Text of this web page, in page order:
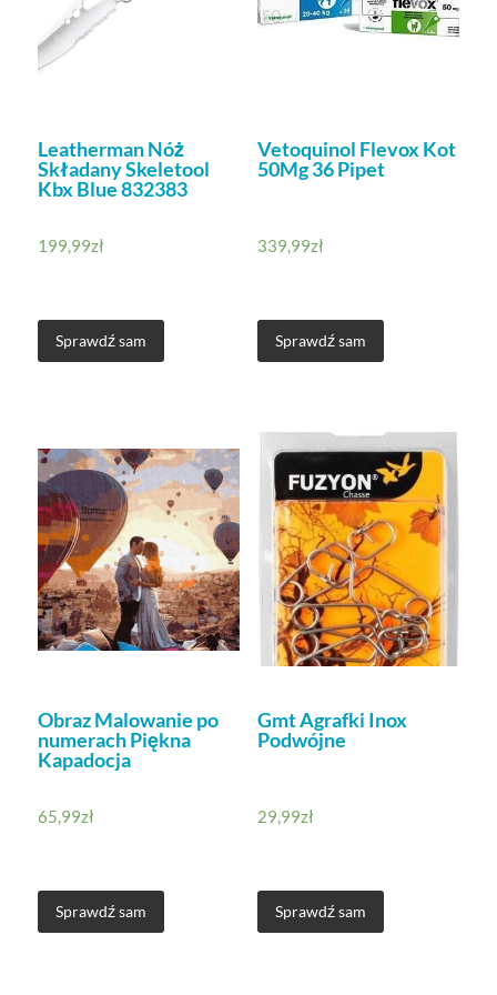
Leatherman Nóż
Składany Skeletool
Kbx Blue 832383
199,99zł
Sprawdź sam
Vetoquinol Flevox Kot
50Mg 36 Pipet
339,99zł
Sprawdź sam
Obraz Malowanie po
numerach Piękna
Kapadocja
65,99zł
Sprawdź sam
Gmt Agrafki Inox
Podwójne
29,99zł
Sprawdź sam